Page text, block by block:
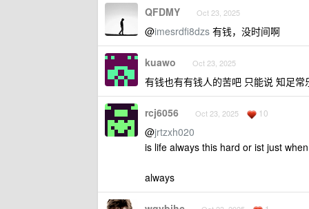
QFDMY Oct 23, 2025
@imesrdfi8dzs 有钱，没时间啊
kuawo Oct 23, 2025
有钱也有有钱人的苦吧 只能说 知足常
rcj6056 Oct 23, 2025 10
@jrtzxh020
is life always this hard or ist just
always